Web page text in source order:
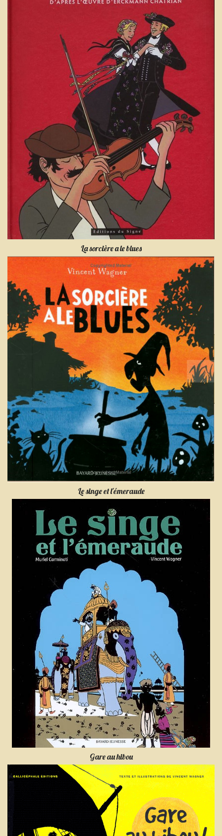
La sorcière a le blues
Le singe et l'émeraude
Gare au hibou